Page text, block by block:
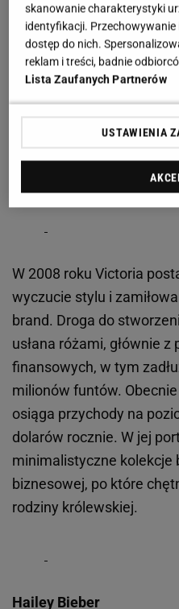
Popularność zdobyła w
legendarnym
okrzyknięta ikoną stylu.
najbardziej
brytyjskiego piłkarza
mają czwórkę dzieci -
najpopularniejszych w
W 2008 roku Victoria
wyczucie stylu i
brand. Droga do
usłana różami, głównie
finansowych, w tym
milionów funtów.
osiąga przychody na
dolarów rocznie. W jej
minimalistyczne kolekcje
biznesowej, po które
rodziny królewskiej.
Hailey Bieber
skanowanie charakterystyki
identyfikacji.
dostęp do nich.
reklam i treści, badnie
Lista Zaufanych Partnerów
USTAWIENIA